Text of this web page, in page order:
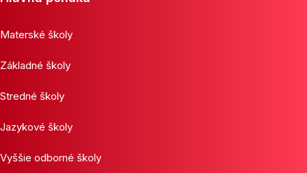
Materské školy
Základné školy
Stredné školy
Jazykové školy
Vyššie odborné školy